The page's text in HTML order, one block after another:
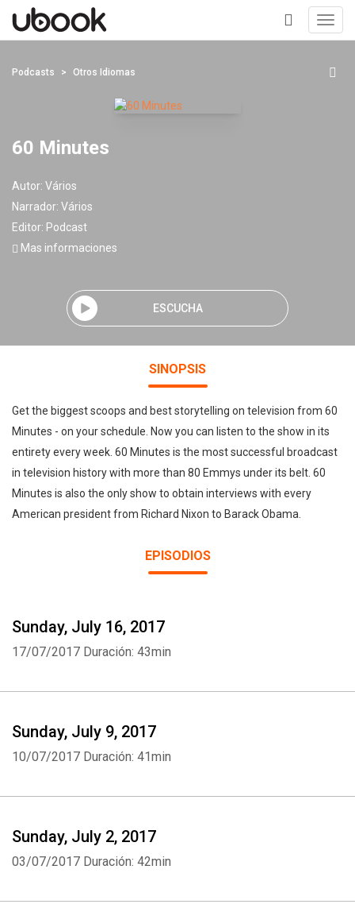
+
Podcasts Otros Idiomas
60 Minutes
Autor: Vários
Narrador: Vários
Editor: Podcast
Mas informaciones
ESCUCHA
SINOPSIS
Get the biggest scoops and best storytelling on television from 60
Minutes - on your schedule. Now you can listen to the show in its
entirety every week. 60 Minutes is the most successful broadcast
in television history with more than 80 Emmys under its belt. 60
Minutes is also the only show to obtain interviews with every
American president from Richard Nixon to Barack Obama.
EPISODIOS
Sunday, July 16, 2017
17/07/2017 Duración: 43min
Sunday, July 9, 2017
10/07/2017 Duración: 41min
Sunday, July 2, 2017
03/07/2017 Duración: 42min